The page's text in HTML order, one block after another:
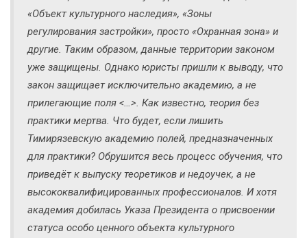
«Объект культурного наследия», «Зоны
регулирования застройки», просто «Охранная зона» и
другие. Таким образом, данные территории законом
уже защищены. Однако юристы пришли к выводу, что
закон защищает исключительно академию, а не
прилегающие поля <…>. Как известно, теория без
практики мертва. Что будет, если лишить
Тимирязевскую академию полей, предназначенных
для практики? Обрушится весь процесс обучения, что
приведёт к выпуску теоретиков и недоучек, а не
высококвалифицированных профессионалов. И хотя
академия добилась Указа Президента о присвоении
статуса особо ценного объекта культурного